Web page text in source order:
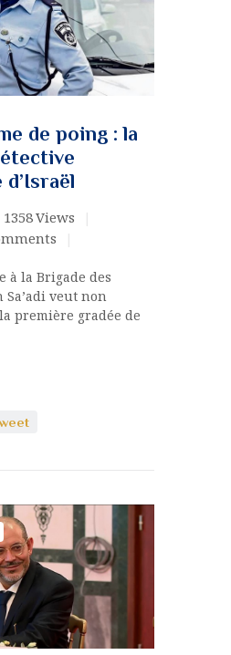
de poing : la
1358Views
à la Brigade des
veut non
première gradée de